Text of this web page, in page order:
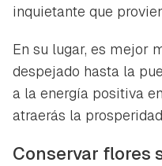
inquietante que
En su lugar, es mejor
despejado hasta la
a la energía positiva
atraerás la
Conservar flores